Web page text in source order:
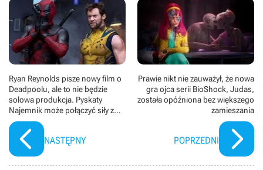
Ryan Reynolds pisze nowy film o
Deadpoolu, ale to nie będzie
solowa produkcja. Pyskaty
Najemnik może połączyć siły z
trzema X-Menami
NASTĘPNY
Prawie nikt nie zauważył, że nowa
gra ojca serii BioShock, Judas,
została opóźniona bez większego
zamieszania
POPRZEDNI